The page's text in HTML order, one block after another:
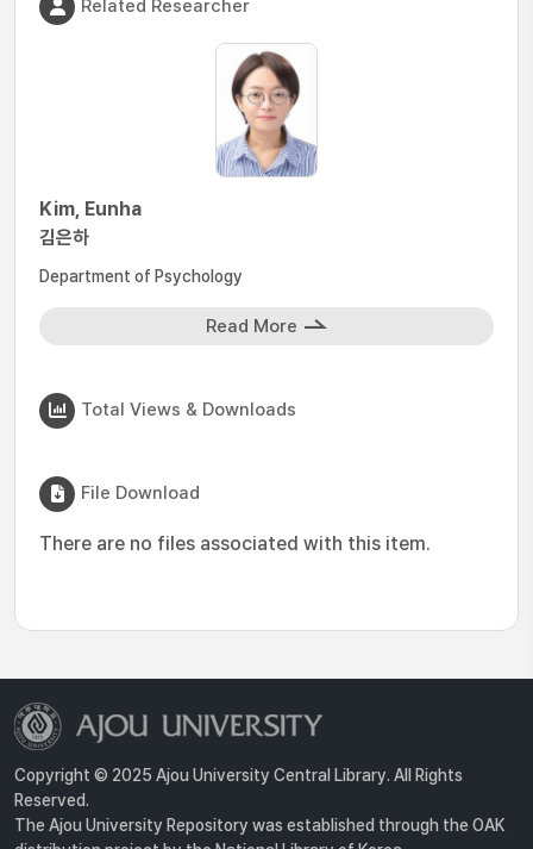
Related Researcher
Kim, Eunha
김은하
Department of Psychology
Read More
Total Views & Downloads
File Download
There are no files associated with this item.
Copyright © 2025 Ajou University Central Library. All Rights
Reserved.
The Ajou University Repository was established through the OAK